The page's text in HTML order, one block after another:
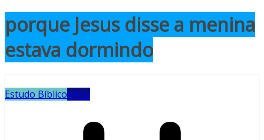
porque Jesus disse a menina
estava dormindo
Estudo Bíblicogeral